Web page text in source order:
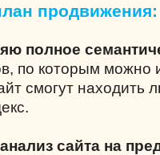
продвижения:
полное
по которым можно
смогут находить
сайта на